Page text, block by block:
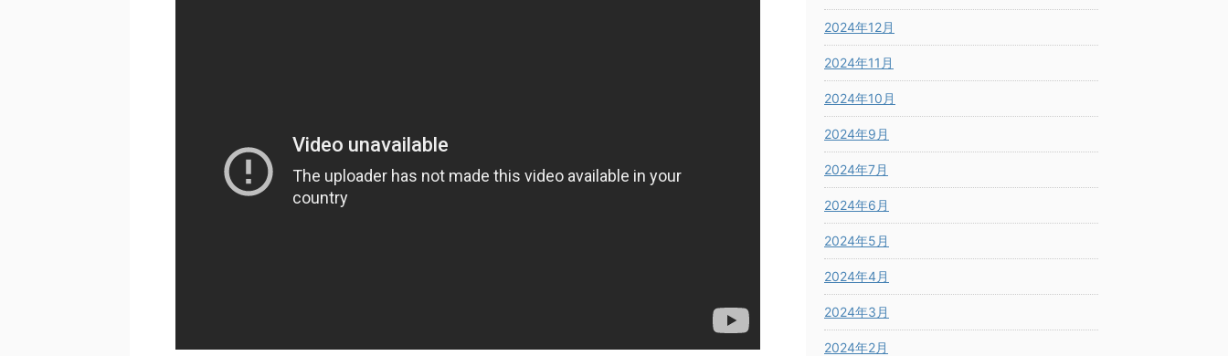
2024年12月
2024年11月
2024年10月
2024年9月
2024年7月
2024年6月
2024年5月
2024年4月
2024年3月
2024年2月